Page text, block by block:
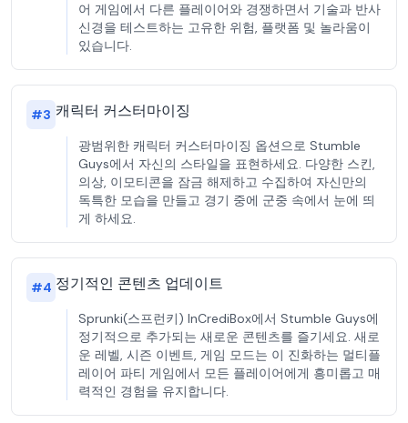
어 게임에서 다른 플레이어와 경쟁하면서 기술과 반사
신경을 테스트하는 고유한 위험, 플랫폼 및 놀라움이
있습니다.
#3 캐릭터 커스터마이징
광범위한 캐릭터 커스터마이징 옵션으로 Stumble
Guys에서 자신의 스타일을 표현하세요. 다양한 스킨,
의상, 이모티콘을 잠금 해제하고 수집하여 자신만의
독특한 모습을 만들고 경기 중에 군중 속에서 눈에 띄
게 하세요.
#4 정기적인 콘텐츠 업데이트
Sprunki(스프런키) InCrediBox에서 Stumble Guys에
정기적으로 추가되는 새로운 콘텐츠를 즐기세요. 새로
운 레벨, 시즌 이벤트, 게임 모드는 이 진화하는 멀티플
레이어 파티 게임에서 모든 플레이어에게 흥미롭고 매
력적인 경험을 유지합니다.